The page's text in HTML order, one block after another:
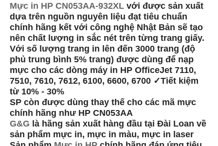
Mực in HP CN053AA-932XL với được sản xuất
dựa trên nguồn nguyên liệu đạt tiêu chuẩn
chính hãng kết với công nghệ Nhật Bản sẽ tạo
nên chất lượng in sắc nét trên từng trang giấy.
Với số lượng trang in lên đến 3000 trang (độ
phủ trung bình 5% trang) được dùng để nạp
mực cho các dòng máy in HP OfficeJet 7110,
7510, 7610, 7612, 6100, 6600, 6700 ✓Tiết kiệm
từ 10% - 30%
SP còn được dùng thay thế cho các mã mực
chính hãng như HP CN053AA
G&G là hãng sản xuất hàng đầu tại Đài Loan về
sản phẩm mực in, mực in màu, mực in laser